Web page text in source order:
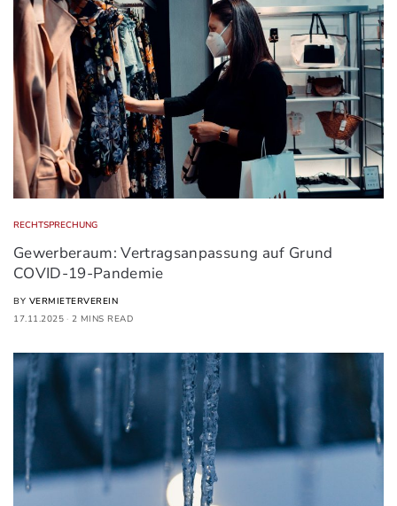
RECHTSPRECHUNG
Gewerberaum: Vertragsanpassung auf Grund
COVID-19-Pandemie
BY VERMIETERVEREIN
17.11.2025
2 MINS READ